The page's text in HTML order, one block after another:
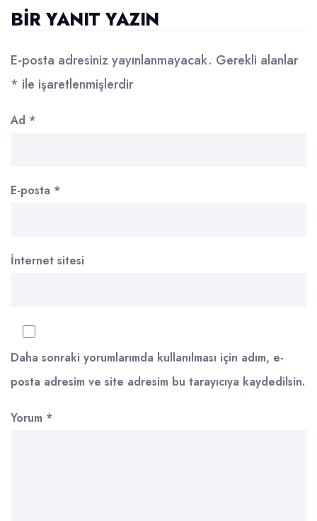
BIR YANIT YAZIN
E-posta adresiniz yayınlanmayacak. Gerekli alanlar
* ile işaretlenmişlerdir
Ad *
E-posta *
İnternet sitesi
Daha sonraki yorumlarımda kullanılması için adım, e-
posta adresim ve site adresim bu tarayıcıya kaydedilsin.
Yorum *